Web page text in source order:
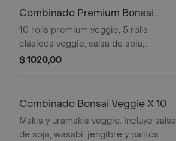
Combinado Premium Bonsai
Veggie X 15
10 rolls premium veggie, 5 rolls
clásicos veggie, salsa de soja,
wasabi, jengibre, palitos.
$ 1020,00
Combinado Bonsai Veggie X 10
Makis y uramakis veggie. Incluye salsa
de soja, wasabi, jengibre y palitos.